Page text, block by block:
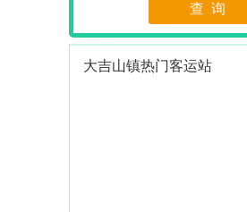
查 询
大吉山镇热门客运站